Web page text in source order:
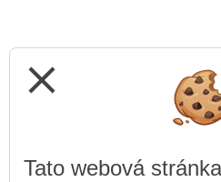
close
Tato webová